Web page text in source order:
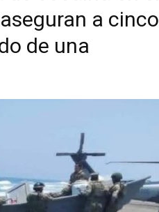
a cinco
de una